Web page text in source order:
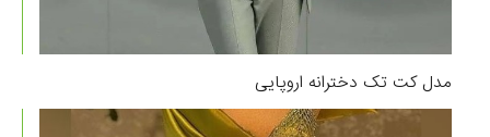
مدل کت تک دخترانه اروپایی